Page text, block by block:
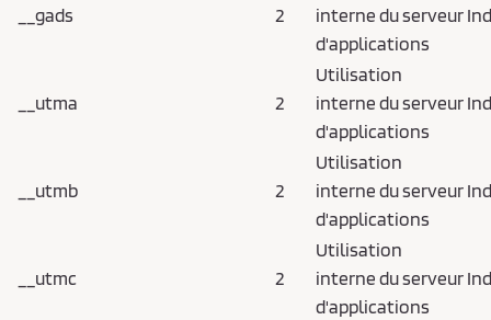
__gads 2
interne du serveur
d'applications
__utma 2
Utilisation
interne du serveur
d'applications
__utmb 2
Utilisation
interne du serveur
d'applications
__utmc 2
Utilisation
interne du serveur
d'applications